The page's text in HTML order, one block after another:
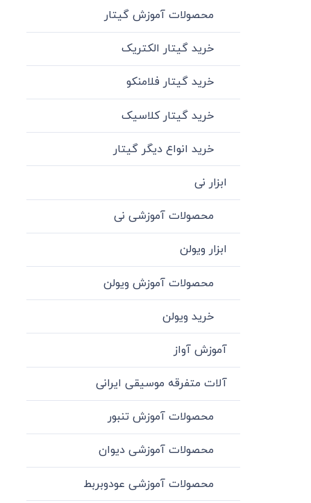
محصولات آموزش گیتار
خرید گیتار الکتریک
خرید گیتار فلامنکو
خرید گیتار کلاسیک
خرید انواع دیگر گیتار
ابزار نی
محصولات آموزشی نی
ابزار ویولن
محصولات آموزش ویولن
خرید ویولن
آموزش آواز
آلات متفرقه موسیقی ایرانی
محصولات آموزش تنبور
محصولات آموزشی دیوان
محصولات آموزشی عودوبربط